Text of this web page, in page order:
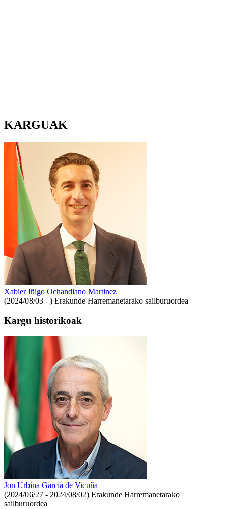
KARGUAK
Xabier Iñigo Ochandiano Martinez
(2024/08/03 - ) Erakunde Harremanetarako sailburuordea
Kargu historikoak
Jon Urbina García de Vicuña
(2024/06/27 - 2024/08/02) Erakunde Harremanetarako
sailburuordea